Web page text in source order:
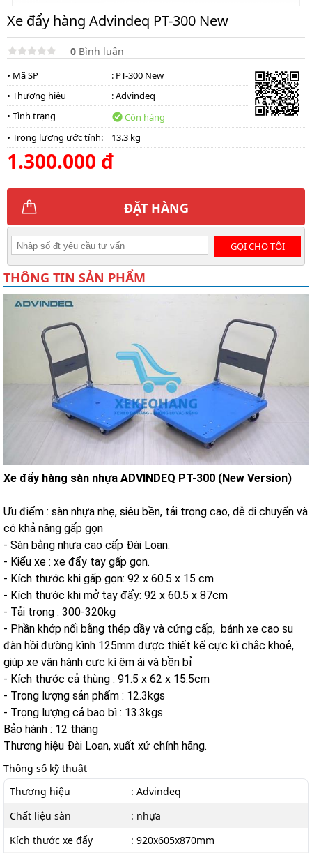
Xe đẩy hàng Advindeq PT-300 New
0 Bình luận
• Mã SP
: PT-300 New
• Thương hiệu
:Advindeq
• Tình trạng
Còn hàng
• Trọng lượng ước tính:
13.3 kg
1.300.000 đ
ĐẶT HÀNG
GỌI CHO TÔI
THÔNG TIN SẢN PHẨM
Xe đẩy hàng sàn nhựa ADVINDEQ PT-300 (New Version)
Ưu điểm : sàn nhựa nhẹ, siêu bền, tải trọng cao, dễ di chuyển và
có khả năng gấp gọn
- Sàn bằng nhựa cao cấp Đài Loan.
- Kiểu xe : xe đẩy tay gấp gọn.
- Kích thước khi gấp gọn: 92 x 60.5 x 15 cm
- Kích thước khi mở tay đẩy: 92 x 60.5 x 87cm
- Tải trọng : 300-320kg
- Phần khớp nối bằng thép dầy và cứng cấp, bánh xe cao su
đàn hồi đường kình 125mm được thiết kế cực kì chắc khoẻ,
giúp xe vận hành cực kì êm ái và bền bỉ
- Kích thước cả thùng : 91.5 x 62 x 15.5cm
- Trọng lượng sản phẩm : 12.3kgs
- Trọng lượng cả bao bì : 13.3kgs
Bảo hành : 12 tháng
Thương hiệu Đài Loan, xuất xứ chính hãng.
Thông số kỹ thuật
Thương hiệu
: Advindeq
Chất liệu sàn
: nhựa
Kích thước xe đẩy
: 920x605x870mm